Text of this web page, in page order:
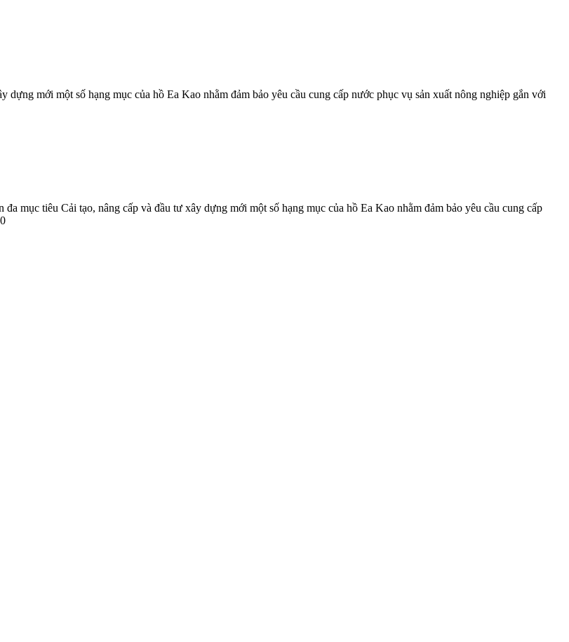
mới một số hạng mục của hồ Ea Kao nhằm đảm bảo yêu cầu cung cấp nước phục vụ sản xuất nông nghiệp gắn với
mục tiêu Cải tạo, nâng cấp và đầu tư xây dựng mới một số hạng mục của hồ Ea Kao nhằm đảm bảo yêu cầu cung cấp